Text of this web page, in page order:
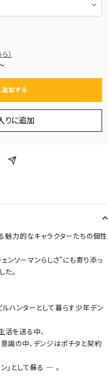
）
加する
りに追加
魅力的なキャラクターたちの個性
ンソーマンらしさ"にも寄り添っ
た。
ルハンターとして暮らす少年デン
活を送る中、
識の中、デンジはポチタと契約
」として蘇る ─ 。